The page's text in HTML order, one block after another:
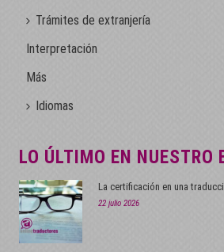
Trámites de extranjería
Interpretación
Más
Idiomas
LO ÚLTIMO EN NUESTRO
La certificación en una
22 julio 2026